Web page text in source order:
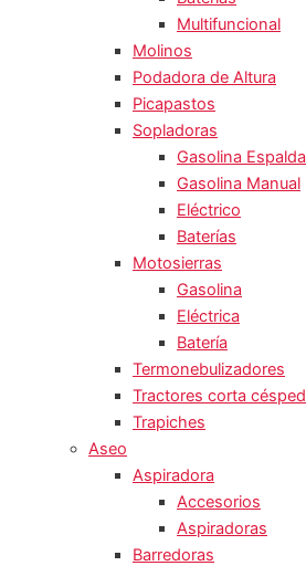
Multifuncional
Molinos
Podadora de Altura
Picapastos
Sopladoras
Gasolina Espalda
Gasolina Manual
Eléctrico
Baterías
Motosierras
Gasolina
Eléctrica
Batería
Termonebulizadores
Tractores corta césped
Trapiches
Aseo
Aspiradora
Accesorios
Aspiradoras
Barredoras